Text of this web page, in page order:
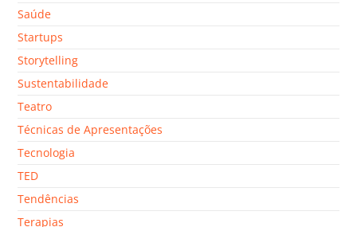
Saúde
Startups
Storytelling
Sustentabilidade
Teatro
Técnicas de Apresentações
Tecnologia
TED
Tendências
Terapias